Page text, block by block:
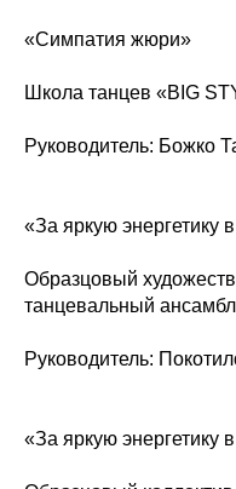
«Симпатия жюри»
Школа танцев «BIG
Руководитель: Божко
«За яркую энергетику
Образцовый
танцевальный
Руководитель:
«За яркую энергетику